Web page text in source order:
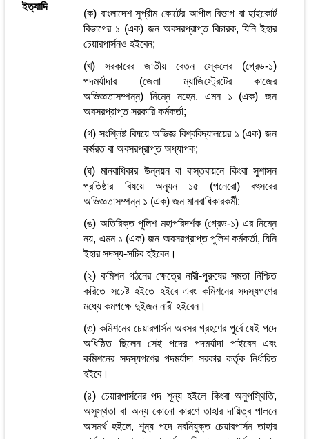
ইত্যাদি
(ক) বাংলাদেশ সুপ্রীম কোর্টের আপীল বিভাগ বা হাইকোর্ট
বিভাগের ১ (এক) জন অবসরপ্রাপ্ত বিচারক, যিনি ইহার
চেয়ারপার্সনও হইবেন;
(খ) সরকারের জাতীয় বেতন স্কেলের (গ্রেড-১)
পদমর্যাদার (জেলা ম্যাজিস্ট্রেটের কাজের
অভিজ্ঞতাসম্পন্ন) নিম্নে নহেন, এমন ১ (এক) জন
অবসরপ্রাপ্ত সরকারি কর্মকর্তা;
(গ) সংশ্লিষ্ট বিষয়ে অভিজ্ঞ বিশ্ববিদ্যালয়ের ১ (এক) জন
কর্মরত বা অবসরপ্রাপ্ত অধ্যাপক;
(ঘ) মানবাধিকার উন্নয়ন বা বাস্তবায়নে কিংবা সুশাসন
প্রতিষ্ঠার বিষয়ে অন্যূন ১৫ (পনেরো) বৎসরের
অভিজ্ঞতাসম্পন্ন ১ (এক) জন মানবাধিকারকর্মী;
(ঙ) অতিরিক্ত পুলিশ মহাপরিদর্শক (গ্রেড-১) এর নিম্নে
নয়, এমন ১ (এক) জন অবসরপ্রাপ্ত পুলিশ কর্মকর্তা, যিনি
ইহার সদস্য-সচিব হইবেন।
(২) কমিশন গঠনের ক্ষেত্রে নারী-পুরুষের সমতা নিশ্চিত
করিতে সচেষ্ট হইতে হইবে এবং কমিশনের সদস্যগণের
মধ্যে কমপক্ষে দুইজন নারী হইবেন।
(৩) কমিশনের চেয়ারপার্সন অবসর গ্রহণের পূর্বে যেই পদে
অধিষ্ঠিত ছিলেন সেই পদের পদমর্যাদা পাইবেন এবং
কমিশনের সদস্যগণের পদমর্যাদা সরকার কর্তৃক নির্ধারিত
হইবে।
(৪) চেয়ারপার্সনের পদ শূন্য হইলে কিংবা অনুপস্থিতি,
অসুস্থতা বা অন্য কোনো কারণে তাহার দায়িত্ব পালনে
অসমর্থ হইলে, শূন্য পদে নবনিযুক্ত চেয়ারপার্সন তাহার